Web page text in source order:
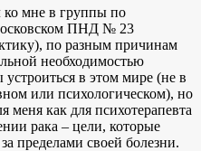
ко мне в группы по
ПНД № 23
по разным причинам
необходимостью
в этом мире (не в
или психологическом), но
меня как для психотерапевта
рака – цели, которые
пределами своей болезни.